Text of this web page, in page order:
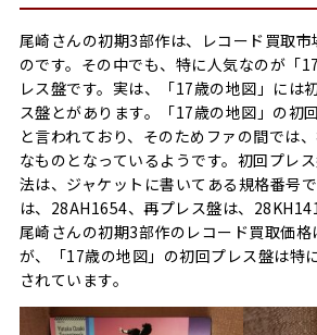
尾崎さんの初期3部作は、レコード買取市
のです。その中でも、特に人気なのが「
レス盤です。実は、「17歳の地図」には
ス盤とがあります。「17歳の地図」の初
と言われており、そのためファの間では
なものとなっているようです。初回プレ
法は、ジャケットに書いてある規格番号
は、28AH1654、再プレス盤は、
尾崎さんの初期3部作のレコード買取価
が、「17歳の地図」の初回プレス盤は特
されています。